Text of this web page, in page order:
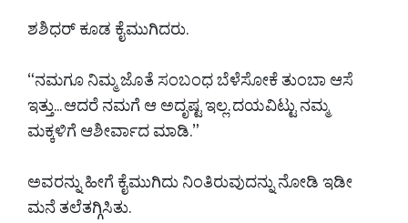
ಶಶಿಧರ್ ಕೂಡ ಕೈಮುಗಿದರು.
“ನಮಗೂ ನಿಮ್ಮ ಜೊತೆ ಸಂಬಂಧ ಬೆಳೆಸೋಕೆ ತುಂಬಾ ಆಸೆ
ಇತ್ತು... ಆದರೆ ನಮಗೆ ಆ ಅದೃಷ್ಟ ಇಲ್ಲ. ದಯವಿಟ್ಟು ನಮ್ಮ
ಮಕ್ಕಳಿಗೆ ಆಶೀರ್ವಾದ ಮಾಡಿ.”
ಅವರನ್ನು ಹೀಗೆ ಕೈಮುಗಿದು ನಿಂತಿರುವುದನ್ನು ನೋಡಿ ಇಡೀ
ಮನೆ ತಲೆತಗ್ಗಿಸಿತು.